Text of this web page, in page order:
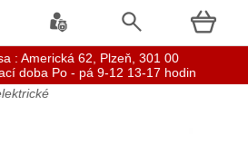
: Americká 62, Plzeň, 301 00
doba Po - pá 9-12 13-17 hodin